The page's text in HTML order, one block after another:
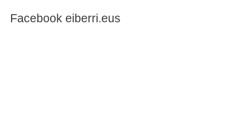
Facebook eiberri.eus